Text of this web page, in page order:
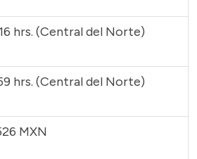
hrs. (Central del Norte)
hrs. (Central del Norte)
MXN